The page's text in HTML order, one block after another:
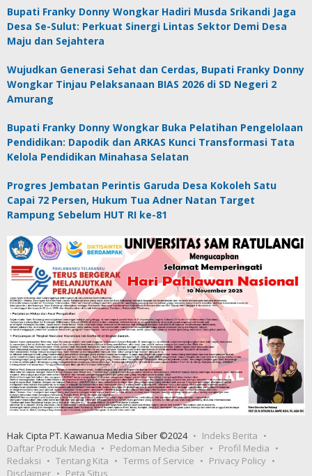
Bupati Franky Donny Wongkar Hadiri Musda Srikandi Jaga
Desa Se-Sulut: Perkuat Sinergi Lintas Sektor Demi Desa
Maju dan Sejahtera
Wujudkan Generasi Sehat dan Cerdas, Bupati Franky Donny
Wongkar Tinjau Pelaksanaan BIAS 2026 di SD Negeri 2
Amurang
Bupati Franky Donny Wongkar Buka Pelatihan Pengelolaan
Pendidikan: Dapodik dan ARKAS Kunci Transformasi Tata
Kelola Pendidikan Minahasa Selatan
Progres Jembatan Perintis Garuda Desa Kokoleh Satu
Capai 72 Persen, Hukum Tua Adner Natan Target
Rampung Sebelum HUT RI ke-81
Hak Cipta PT. Kawanua Media Siber ©2024
Indeks Berita
Daftar Produk Media
Pedoman Media Siber
Profil Media
Redaksi
Tentang Kita Terms of Service
Privacy Policy
Disclaimer
Peta Situs